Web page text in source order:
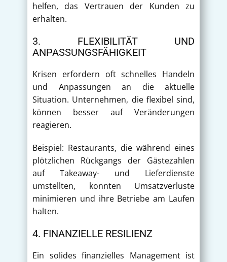
helfen, das Vertrauen der Kunden zu
erhalten.
3. FLEXIBILITÄT UND
ANPASSUNGSFÄHIGKEIT
Krisen erfordern oft schnelles Handeln
und Anpassungen an die aktuelle
Situation. Unternehmen, die flexibel sind,
können besser auf Veränderungen
reagieren.
Beispiel: Restaurants, die während eines
plötzlichen Rückgangs der Gästezahlen
auf Takeaway- und Lieferdienste
umstellten, konnten Umsatzverluste
minimieren und ihre Betriebe am Laufen
halten.
4. FINANZIELLE RESILIENZ
Ein solides finanzielles Management ist